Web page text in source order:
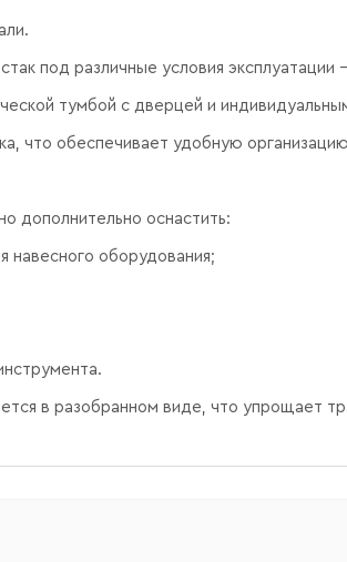
под различные условия
тумбой с дверцей и
что обеспечивает удобную
дополнительно оснастить:
навесного оборудования;
в разобранном виде, что упрощает